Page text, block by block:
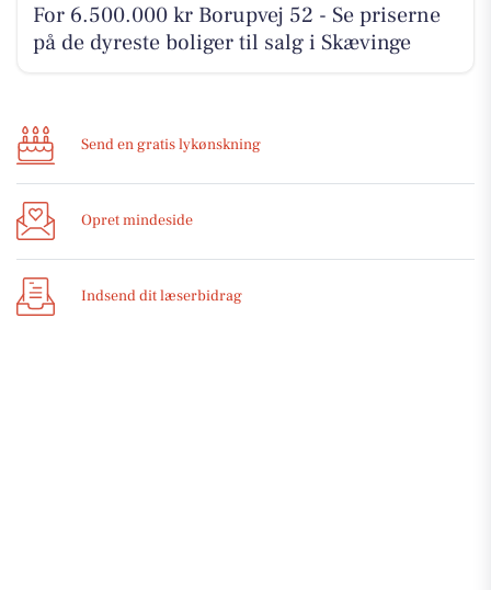
For 6.500.000 kr Borupvej 52 - Se priserne
på de dyreste boliger til salg i Skævinge
Send en gratis lykønskning
Opret mindeside
Indsend dit læserbidrag